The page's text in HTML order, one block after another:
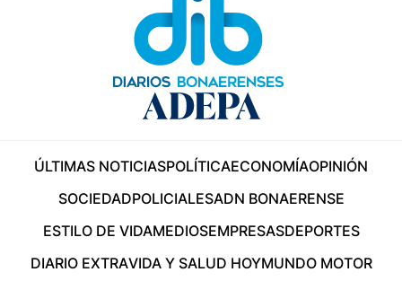
ÚLTIMAS NOTICIASPOLÍTICAECONOMÍAOPINIÓN
SOCIEDADPOLICIALESADN BONAERENSE
ESTILO DE VIDAMEDIOSEMPRESASDEPORTES
DIARIO EXTRAVIDA Y SALUD HOYMUNDO MOTOR